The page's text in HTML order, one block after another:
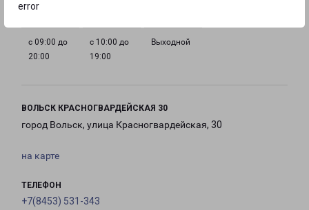
error
с 09:00 до
20:00
с 10:00 до
19:00
Выходной
ВОЛЬСК КРАСНОГВАРДЕЙСКАЯ 30
город Вольск, улица Красногвардейская, 30
на карте
ТЕЛЕФОН
+7(8453) 531-343